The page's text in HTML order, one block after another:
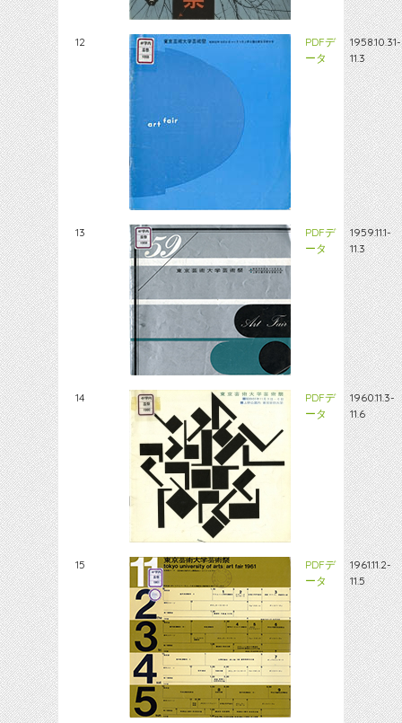
12
PDFデ
ータ
1958.10.31-
11.3
13
PDFデ
ータ
1959.11.1-
11.3
14
PDFデ
ータ
1960.11.3-
11.6
15
PDFデ
ータ
1961.11.2-
11.5